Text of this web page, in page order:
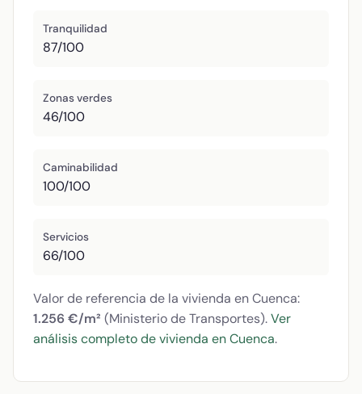
Tranquilidad
87/100
Zonas verdes
46/100
Caminabilidad
100/100
Servicios
66/100
Valor de referencia de la vivienda en Cuenca:
1.256 €/m² (Ministerio de Transportes).Ver
análisis completo de vivienda en Cuenca.